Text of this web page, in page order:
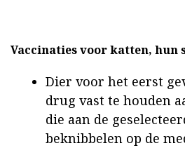
Vaccinaties voor katten, hun
Dier voor het eerst
drug vast te houden
die aan de
beknibbelen op de